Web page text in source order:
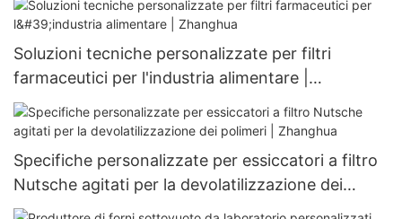
Soluzioni tecniche personalizzate per filtri
farmaceutici per l'industria alimentare |
Zhanghua
Specifiche personalizzate per essiccatori a filtro
Nutsche agitati per la devolatilizzazione dei
polimeri | Zhanghua